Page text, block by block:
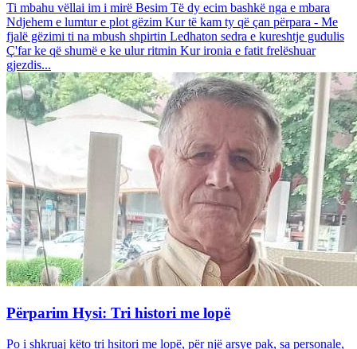
Ti mbahu vëllai im i mirë Besim Të dy ecim bashkë nga e mbara
Ndjehem e lumtur e plot gëzim Kur të kam ty që çan përpara - Me
fjalë gëzimi ti na mbush shpirtin Ledhaton sedra e kureshtje gudulis
Ç'far ke që shumë e ke ulur ritmin Kur ironia e fatit frelëshuar
gjezdis...
Përparim Hysi: Tri histori me lopë
Po i shkruaj këto tri hsitori me lopë, për një arsye pak, sa personale,